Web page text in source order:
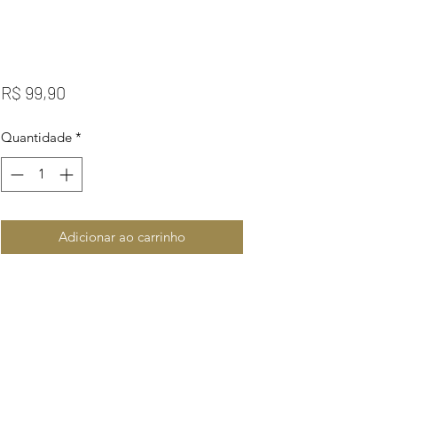
R$ 99,90Preço
Quantidade *
Adicionar ao carrinho